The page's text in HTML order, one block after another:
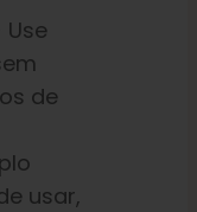
Use
de
usar,